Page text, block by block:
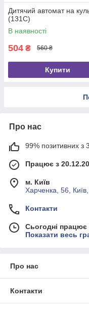
Дитячий автомат на
(131C)
В наявності
504 ₴ 560 ₴
Купити
Про нас
99% позитивних з
Працює з
м. Київ
Харченка, 56, Київ,
Контакти
Сьогодні працює
Показати весь
Про нас
Контакти